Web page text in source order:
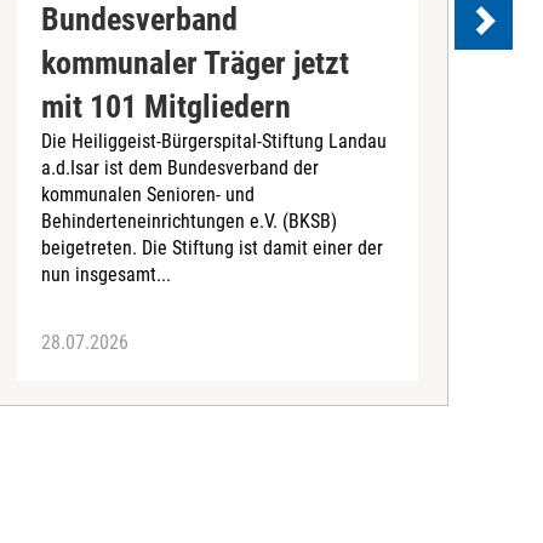
Bundesverband
kommunaler Träger jetzt
mit 101 Mitgliedern
Die Heiliggeist-Bürgerspital-Stiftung Landau
a.d.Isar ist dem Bundesverband der
kommunalen Senioren- und
Behinderteneinrichtungen e.V. (BKSB)
beigetreten. Die Stiftung ist damit einer der
nun insgesamt...
28.07.2026